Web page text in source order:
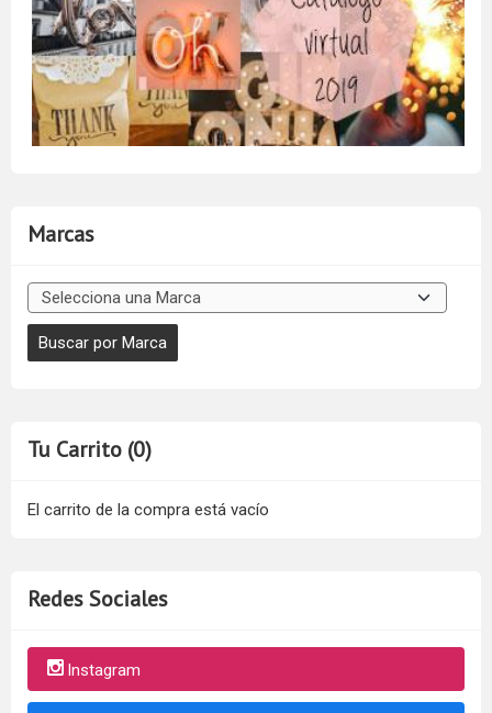
Marcas
Tu Carrito (0)
El carrito de la compra está vacío
Redes Sociales
Instagram